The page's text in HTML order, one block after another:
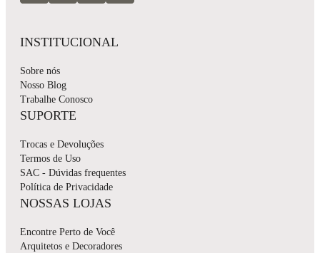
INSTITUCIONAL
Sobre nós
Nosso Blog
Trabalhe Conosco
SUPORTE
Trocas e Devoluções
Termos de Uso
SAC - Dúvidas frequentes
Política de Privacidade
NOSSAS LOJAS
Encontre Perto de Você
Arquitetos e Decoradores